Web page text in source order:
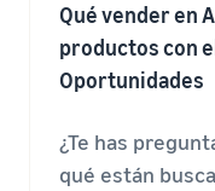
Qué vender en
productos con
Oportunidades
¿Te has
qué están